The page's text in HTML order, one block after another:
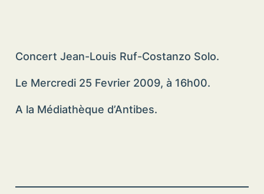
Concert Jean-Louis Ruf-Costanzo Solo.
Le Mercredi 25 Fevrier 2009, à 16h00.
A la Médiathèque d’Antibes.